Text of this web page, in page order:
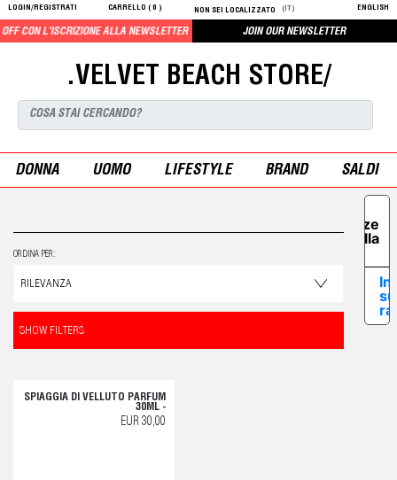
LOGIN/REGISTRATI CARRELLO ( 0 ) NON SEI LOCALIZZATO (IT) ENGLISH
CON L'ISCRIZIONE ALLA NEWSLETTER JOIN OUR NEWSLETTER
.VELVET BEACH STORE/
DONNA UOMO LIFESTYLE BRAND SALDI
ORDINA PER:
SHOW FILTERS
SPIAGGIA DI VELLUTO PARFUM
30ML -
EUR 30,00
preferenze
relative alla